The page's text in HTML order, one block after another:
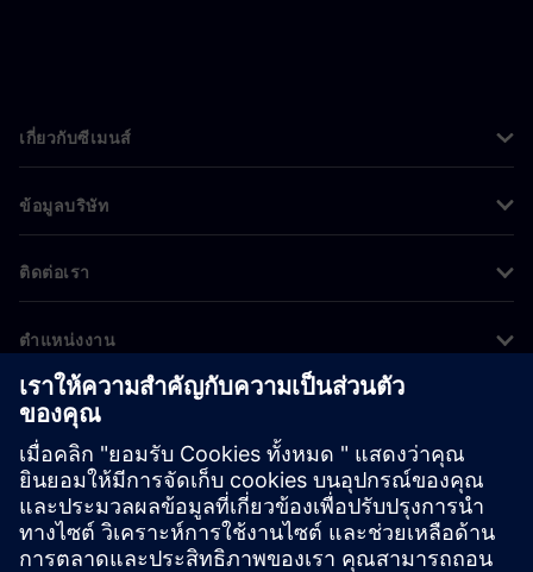
เกี่ยวกับซีเมนส์
ข้อมูลบริษัท
ติดต่อเรา
ตำแหน่งงาน
© Siemens 2026
ข้อมูลองค์กร
ประกาศความเป็นส่วนตัว